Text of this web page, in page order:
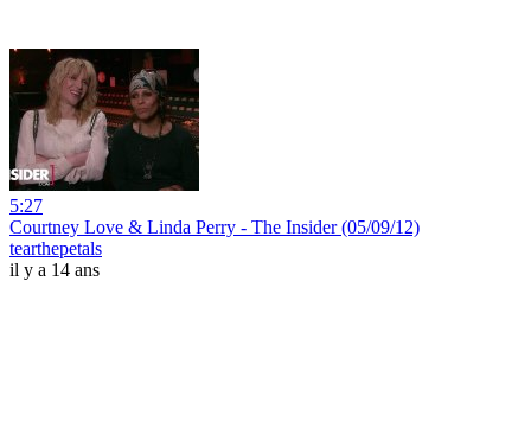
5:27
Courtney Love & Linda Perry - The Insider (05/09/12)
tearthepetals
il y a 14 ans